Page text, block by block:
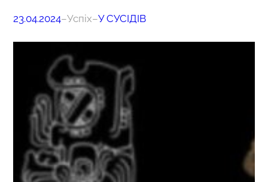
23.04.2024–Успіх–У СУСІДІВ